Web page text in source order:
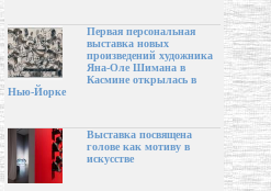
Первая персональная
выставка новых
произведений художника
Яна-Оле Шимана в
Касмине открылась в
Нью-Йорке
Выставка посвящена
голове как мотиву в
искусстве